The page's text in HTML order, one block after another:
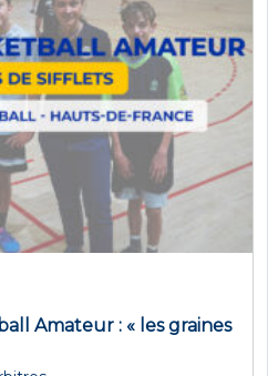
Amateur : « les graines